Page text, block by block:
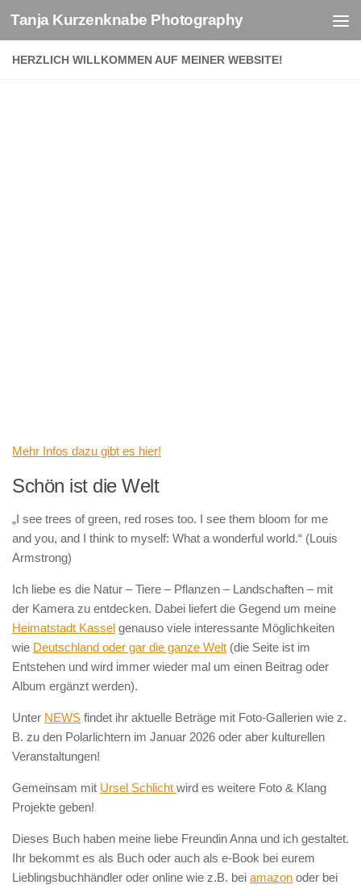
Zum Inhalt springen
Tanja Kurzenknabe Photography
HERZLICH WILLKOMMEN AUF MEINER WEBSITE!
Mehr Infos dazu gibt es hier!
Schön ist die Welt
„I see trees of green, red roses too. I see them bloom for me
and you, and I think to myself: What a wonderful world.“ (Louis
Armstrong)
Ich liebe es die Natur – Tiere – Pflanzen – Landschaften – mit
der Kamera zu entdecken. Dabei liefert die Gegend um meine
Heimatstadt Kassel genauso viele interessante Möglichkeiten
wie Deutschland oder gar die ganze Welt (die Seite ist im
Entstehen und wird immer wieder mal um einen Beitrag oder
Album ergänzt werden).
Unter NEWS findet ihr aktuelle Beträge mit Foto-Gallerien wie z.
B. zu den Polarlichtern im Januar 2026 oder aber kulturellen
Veranstaltungen!
Gemeinsam mit Ursel Schlicht wird es weitere Foto & Klang
Projekte geben!
Dieses Buch haben meine liebe Freundin Anna und ich gestaltet.
Ihr bekommt es als Buch oder auch als e-Book bei eurem
Lieblingsbuchhändler oder online wie z.B. bei amazon oder bei